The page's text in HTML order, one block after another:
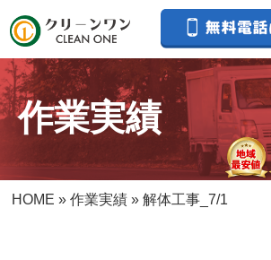
作業実績
HOME »作業実績 »解体工事_7/1